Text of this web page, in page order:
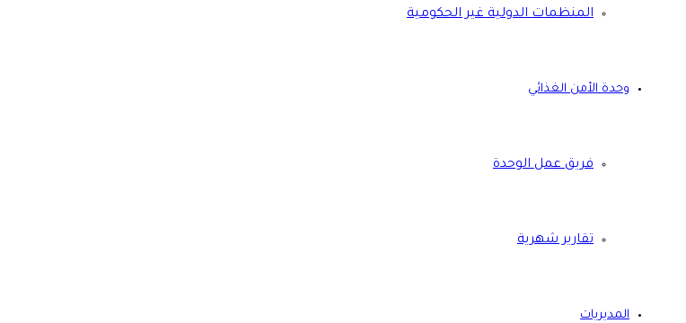
المنظمات الدولية غير الحكومية
وحدة الأمن الغذائي
فريق عمل الوحدة
تقارير شهرية
المديريات